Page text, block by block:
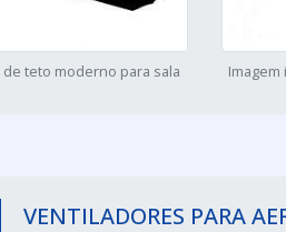
teto moderno para sala
VENTILADORES PARA